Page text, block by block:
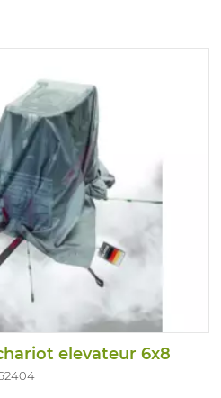
elevateur 6x8